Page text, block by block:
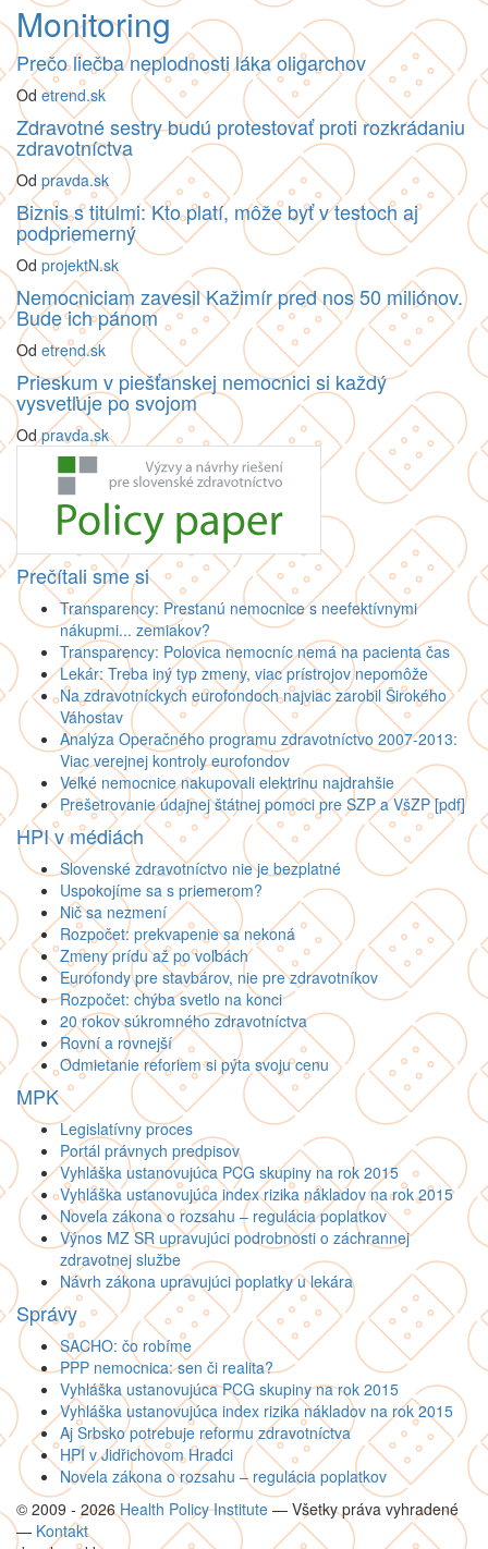
Monitoring
Prečo liečba neplodnosti láka oligarchov
Od etrend.sk
Zdravotné sestry budú protestovať proti rozkrádaniu
zdravotníctva
Od pravda.sk
Biznis s titulmi: Kto platí, môže byť v testoch aj
podpriemerný
Od projektN.sk
Nemocniciam zavesil Kažimír pred nos 50 miliónov.
Bude ich pánom
Od etrend.sk
Prieskum v piešťanskej nemocnici si každý
vysvetľuje po svojom
Odpravda.sk
Prečítali sme si
Transparency: Prestanú nemocnice s neefektívnymi
nákupmi... zemiakov?
Transparency: Polovica nemocníc nemá na pacienta čas
Lekár: Treba iný typ zmeny, viac prístrojov nepomôže
Na zdravotníckych eurofondoch najviac zarobil Širokého
Váhostav
Analýza Operačného programu zdravotníctvo 2007-2013:
Viac verejnej kontroly eurofondov
Veľké nemocnice nakupovali elektrinu najdrahšie
Prešetrovanie údajnej štátnej pomoci pre SZP a VšZP [pdf]
HPI v médiách
Slovenské zdravotníctvo nie je bezplatné
Uspokojíme sa s priemerom?
Nič sa nezmení
Rozpočet: prekvapenie sa nekoná
Zmeny prídu až po voľbách
Eurofondy pre stavbárov, nie pre zdravotníkov
Rozpočet: chýba svetlo na konci
20 rokov súkromného zdravotníctva
Rovní a rovnejší
Odmietanie reforiem si pýta svoju cenu
MPK
Legislatívny proces
Portál právnych predpisov
Vyhláška ustanovujúca PCG skupiny na rok 2015
Vyhláška ustanovujúca index rizika nákladov na rok 2015
Novela zákona o rozsahu – regulácia poplatkov
Výnos MZ SR upravujúci podrobnosti o záchrannej
zdravotnej službe
Návrh zákona upravujúci poplatky u lekára
Správy
SACHO: čo robíme
PPP nemocnica: sen či realita?
Vyhláška ustanovujúca PCG skupiny na rok 2015
Vyhláška ustanovujúca index rizika nákladov na rok 2015
Aj Srbsko potrebuje reformu zdravotníctva
HPI v Jidřichovom Hradci
Novela zákona o rozsahu – regulácia poplatkov
© 2009 - 2026 Health Policy Institute — Všetky práva vyhradené
— Kontakt